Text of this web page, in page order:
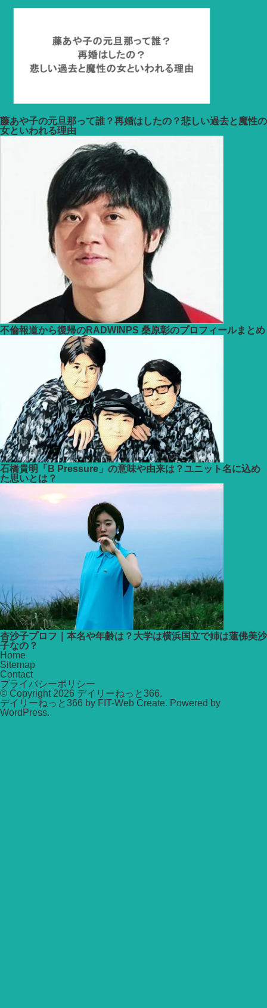
藤あや子の元旦那って誰？再婚はしたの？悲しい過去と魔性の
女といわれる理由
不倫報道から復帰のRADWINPS 桑原彰のプロフィールまとめ
石橋貴明「B Pressure」の意味や由来は？ユニット名に込め
た思いとは？
杏沙子プロフ｜本名や年齢は？大学は横浜国立で姉は蓮佛美沙
子なの？
Home
Sitemap
Contact
プライバシーポリシー
© Copyright 2026 デイリーねっと366.
デイリーねっと366 by FIT-Web Create. Powered by
WordPress.